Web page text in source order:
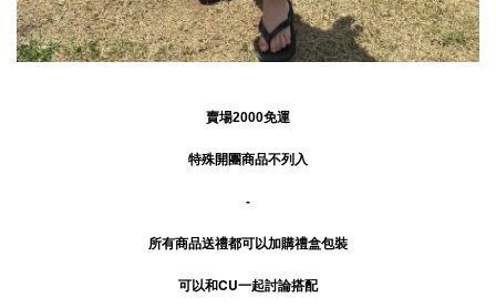
賣場2000免運
特殊開團商品不列入
-
所有商品送禮都可以加購禮盒包裝
可以和CU一起討論搭配